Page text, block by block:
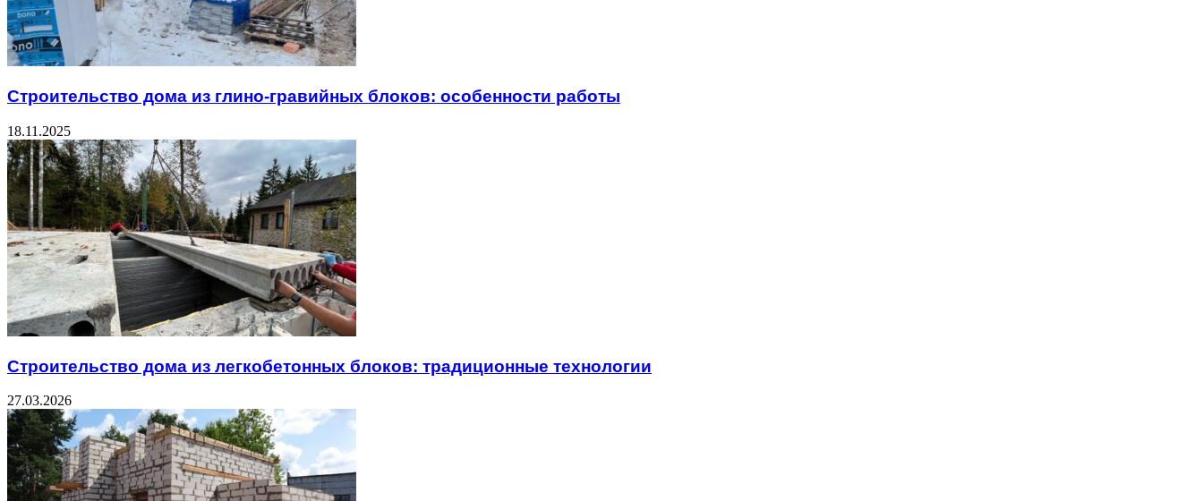
Строительство дома из глино-гравийных блоков: особенности работы
18.11.2025
Строительство дома из легкобетонных блоков: традиционные технологии
27.03.2026